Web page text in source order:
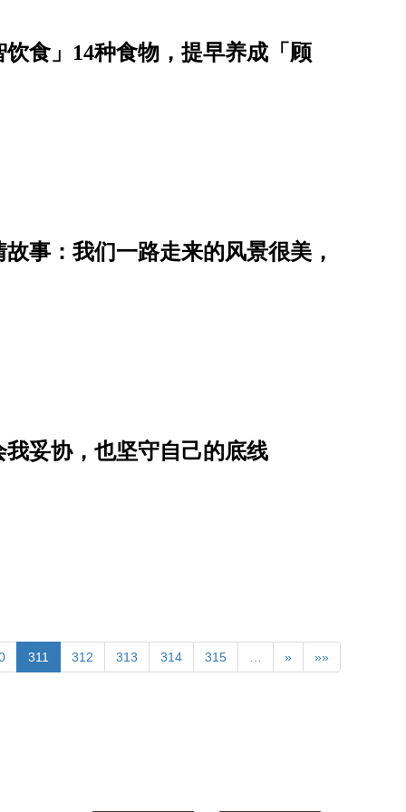
食」14种食物，提早养成「顾
事：我们一路走来的风景很美，
妥协，也坚守自己的底线
311 312 313 314 315 … » »»